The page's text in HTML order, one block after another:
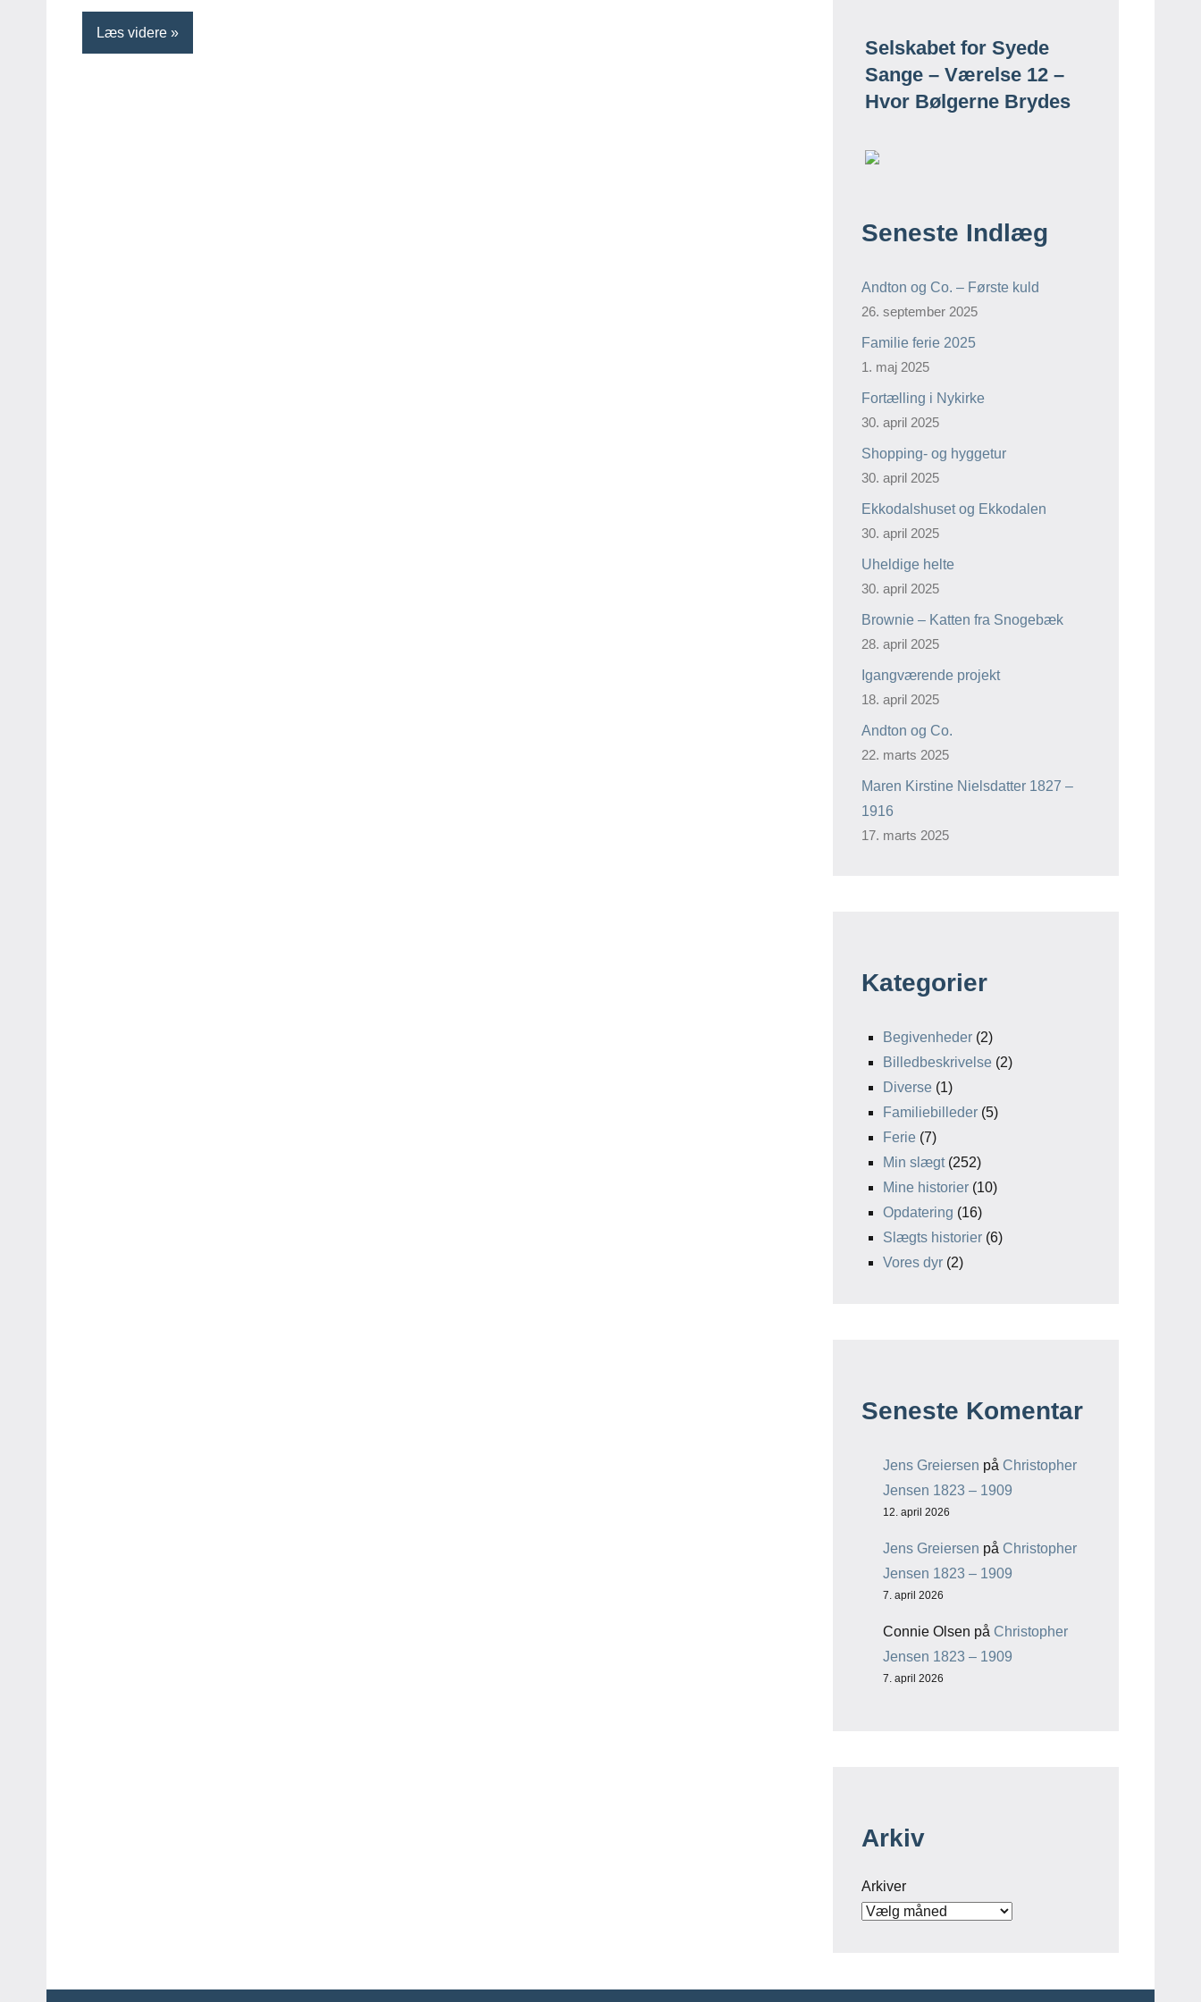
Læs videre
Selskabet for Syede
Sange – Værelse 12 –
Hvor Bølgerne Brydes
Seneste Indlæg
Andton og Co. – Første kuld
26. september 2025
Familie ferie 2025
1. maj 2025
Fortælling i Nykirke
30. april 2025
Shopping- og hyggetur
30. april 2025
Ekkodalshuset og Ekkodalen
30. april 2025
Uheldige helte
30. april 2025
Brownie – Katten fra Snogebæk
28. april 2025
Igangværende projekt
18. april 2025
Andton og Co.
22. marts 2025
Maren Kirstine Nielsdatter 1827 –
1916
17. marts 2025
Kategorier
Begivenheder (2)
Billedbeskrivelse (2)
Diverse (1)
Familiebilleder (5)
Ferie (7)
Min slægt(252)
Mine historier (10)
Opdatering (16)
Slægts historier (6)
Vores dyr (2)
Seneste Komentar
Jens Greiersen på Christopher
Jensen 1823 – 1909
12. april 2026
Jens Greiersen på Christopher
Jensen 1823 – 1909
7. april 2026
Connie Olsen på Christopher
Jensen 1823 – 1909
7. april 2026
Arkiv
Arkiver